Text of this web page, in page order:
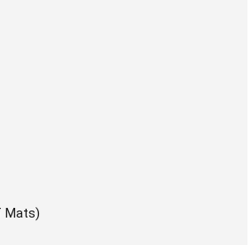
Mats)